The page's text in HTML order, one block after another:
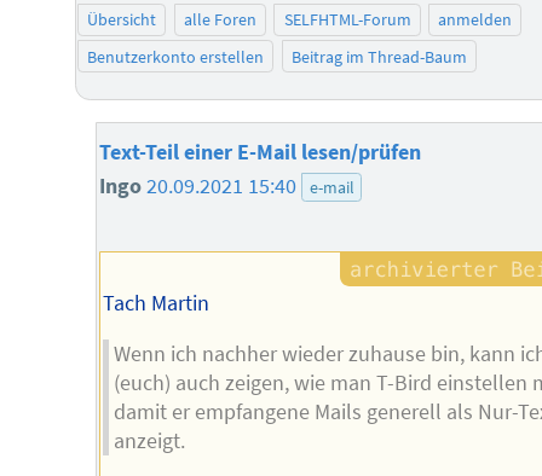
Übersicht alle Foren SELFHTML-Forum
anmelden
Benutzerkonto erstellen
Beitrag im Thread-Baum
Text-Teil einer E-Mail lesen/prüfen
Ingo20.09.2021 15:40 e-mail
Tach Martin
Wenn ich nachher wieder zuhause bin, kann
(euch) auch zeigen, wie man T-Bird einstellen
damit er empfangene Mails generell als Nur-
anzeigt.